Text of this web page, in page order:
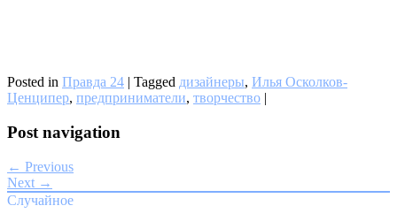
Posted in Правда 24 | Tagged дизайнеры, Илья Осколков-
Ценципер, предприниматели, творчество |
Post navigation
← Previous
Next →
Случайное